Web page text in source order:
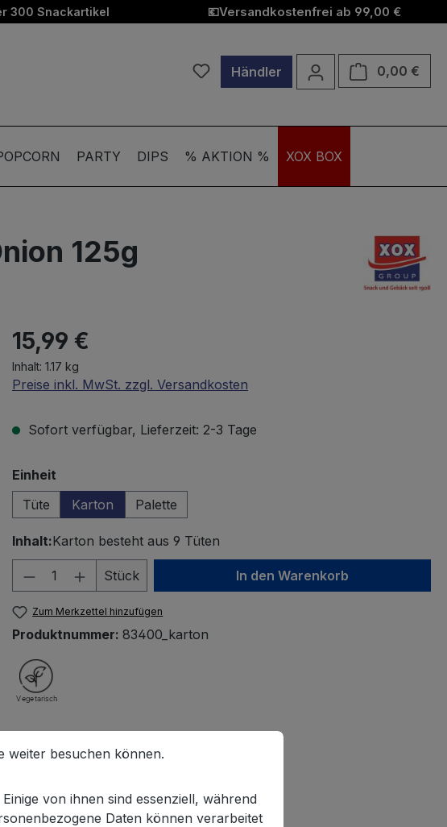
300 Snackartikel 💶Versandkostenfrei ab 99,00 €
Du hast 0 Produkte auf dem
Händler 0,00 €
PARTY DIPS % AKTION % XOX BOX
125g
15,99 €
Inhalt: 1.17 kg
Preise inkl. MwSt. zzgl. Versandkosten
Sofort verfügbar, Lieferzeit: 2-3 Tage
Einheit
Tüte
Karton Palette
Inhalt:Karton besteht aus 9 Tüten
Produkt Anzahl: Gib den gewünschten Wert
Stück In den Warenkorb
Zum Merkzettel hinzufügen
Produktnummer: 83400_karton
and Onion 125g"
weiter besuchen können.
von ihnen sind essenziell, während
Daten können verarbeitet